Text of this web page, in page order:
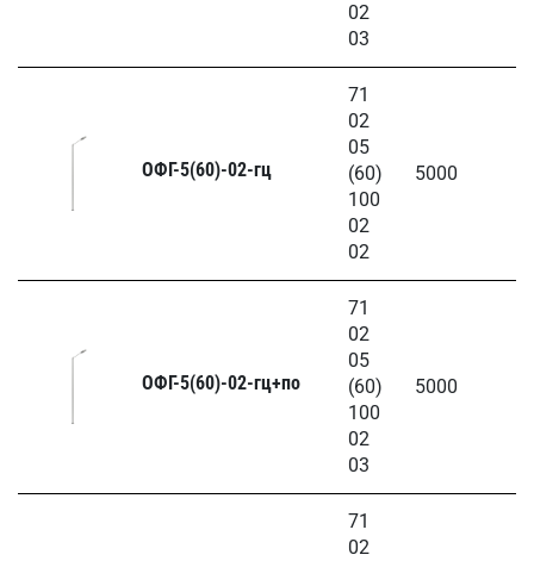
02
03
ОФГ-5(60)-02-гц
71
02
05
(60)
100
02
02
5000
ОФГ-5(60)-02-гц+по
71
02
05
(60)
100
02
03
5000
71
02